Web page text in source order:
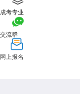
成考专业
交流群
网上报名